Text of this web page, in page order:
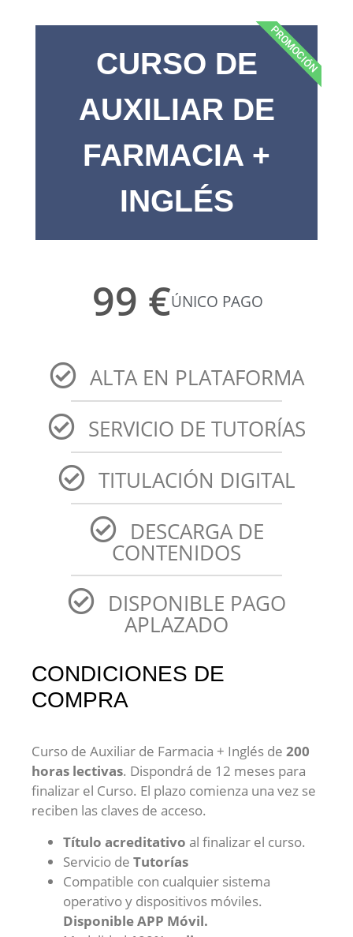
CURSO DE
AUXILIAR DE
FARMACIA +
INGLÉS
99 €ÚNICO PAGO
ALTA EN PLATAFORMA
SERVICIO DE TUTORÍAS
TITULACIÓN DIGITAL
DESCARGA DE
CONTENIDOS
DISPONIBLE PAGO
APLAZADO
PROMOCIÓN
CONDICIONES DE
COMPRA
Curso de Auxiliar de Farmacia + Inglés de 200
horas lectivas. Dispondrá de 12 meses para
finalizar el Curso. El plazo comienza una vez se
reciben las claves de acceso.
Título acreditativo al finalizar el curso.
Servicio de Tutorías
Compatible con cualquier sistema
operativo y dispositivos móviles.
Disponible APP Móvil.